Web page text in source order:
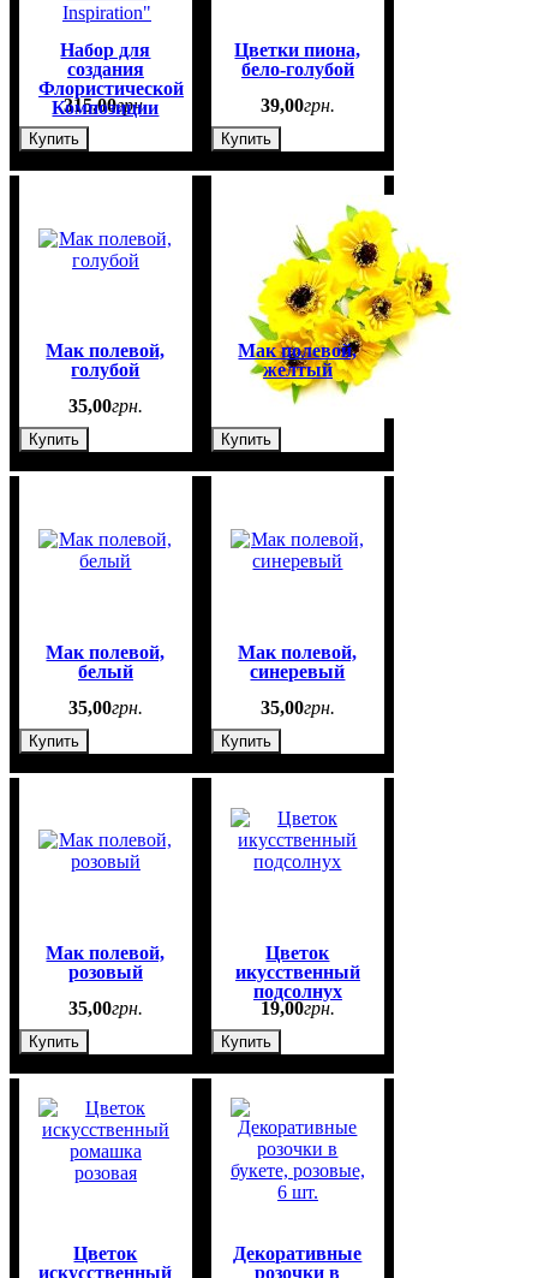
Набор для
создания
Флористической
Композиции
"Lavender
Inspiration"
315,00грн.
Купить
Цветки пиона,
бело-голубой
39,00грн.
Купить
Мак полевой,
голубой
35,00грн.
Купить
Мак полевой,
желтый
00
Купить
Мак полевой,
белый
35,00грн.
Купить
Мак полевой,
синеревый
35,00грн.
Купить
Мак полевой,
розовый
35,00грн.
Купить
Цветок
икусственный
подсолнух
19,00грн.
Купить
Цветок
искусственный
Декоративные
розочки в